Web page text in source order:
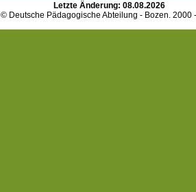
Letzte Änderung: 08.08.2026
© Deutsche Pädagogische Abteilung - Bozen. 2000